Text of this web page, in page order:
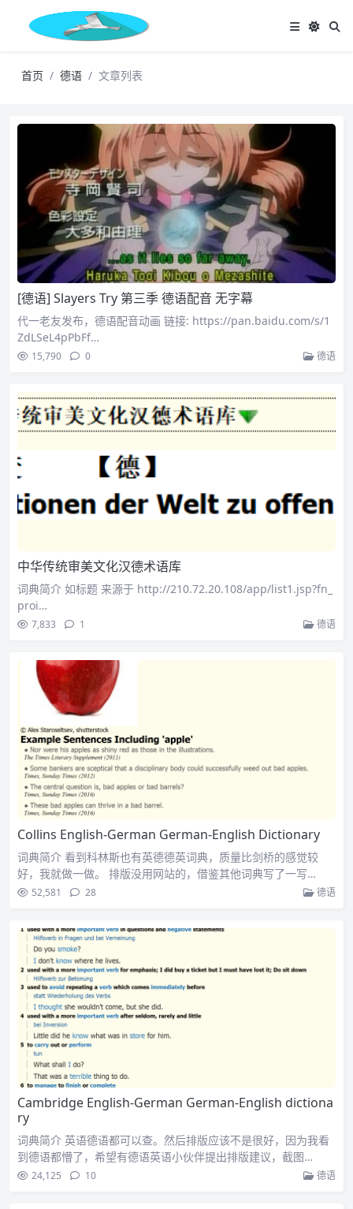
首页 德语 文章列表
[德语] Slayers Try 第三季 德语配音 无字幕
代一老友发布，德语配音动画 链接: https://pan.baidu.com/s/1
ZdLSeL4pPbFf…
15,790 0 德语
中华传统审美文化汉德术语库
词典简介 如标题 来源于 http://210.72.20.108/app/list1.jsp?fn_
proi…
7,833 1 德语
Collins English-German German-English Dictionary
词典简介 看到科林斯也有英德德英词典，质量比剑桥的感觉较
好，我就做一做。 排版没用网站的，借鉴其他词典写了一写…
52,581 28 德语
Cambridge English-German German-English dictiona
ry
词典简介 英语德语都可以查。然后排版应该不是很好，因为我看
到德语都懵了，希望有德语英语小伙伴提出排版建议，截图…
24,125 10 德语